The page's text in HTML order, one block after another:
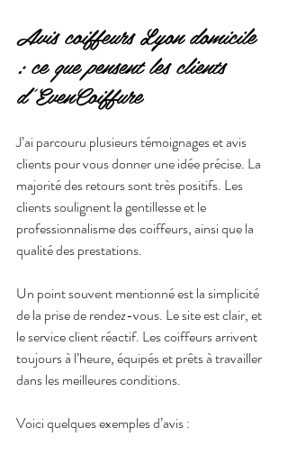
Avis coiffeurs Lyon domicile
: ce que pensent les clients
d’EvenCoiffure
J’ai parcouru plusieurs témoignages et avis
clients pour vous donner une idée précise. La
majorité des retours sont très positifs. Les
clients soulignent la gentillesse et le
professionnalisme des coiffeurs, ainsi que la
qualité des prestations.
Un point souvent mentionné est la simplicité
de la prise de rendez-vous. Le site est clair, et
le service client réactif. Les coiffeurs arrivent
toujours à l’heure, équipés et prêts à travailler
dans les meilleures conditions.
Voici quelques exemples d’avis :